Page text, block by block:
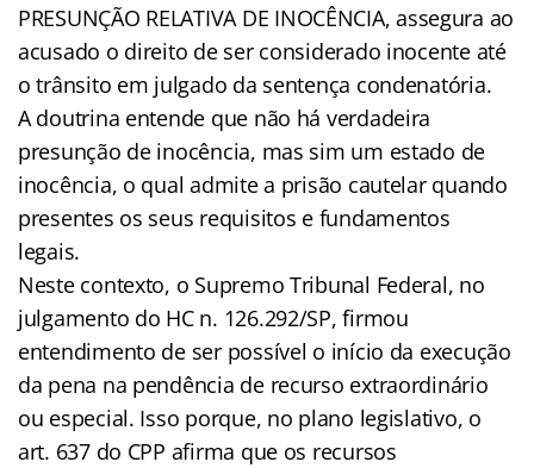
PRESUNÇÃO RELATIVA DE INOCÊNCIA, assegura ao
acusado o direito de ser considerado inocente até
o trânsito em julgado da sentença condenatória.
A doutrina entende que não há verdadeira
presunção de inocência, mas sim um estado de
inocência, o qual admite a prisão cautelar quando
presentes os seus requisitos e fundamentos
legais.
Neste contexto, o Supremo Tribunal Federal, no
julgamento do HC n. 126.292/SP, firmou
entendimento de ser possível o início da execução
da pena na pendência de recurso extraordinário
ou especial. Isso porque, no plano legislativo, o
art. 637 do CPP afirma que os recursos